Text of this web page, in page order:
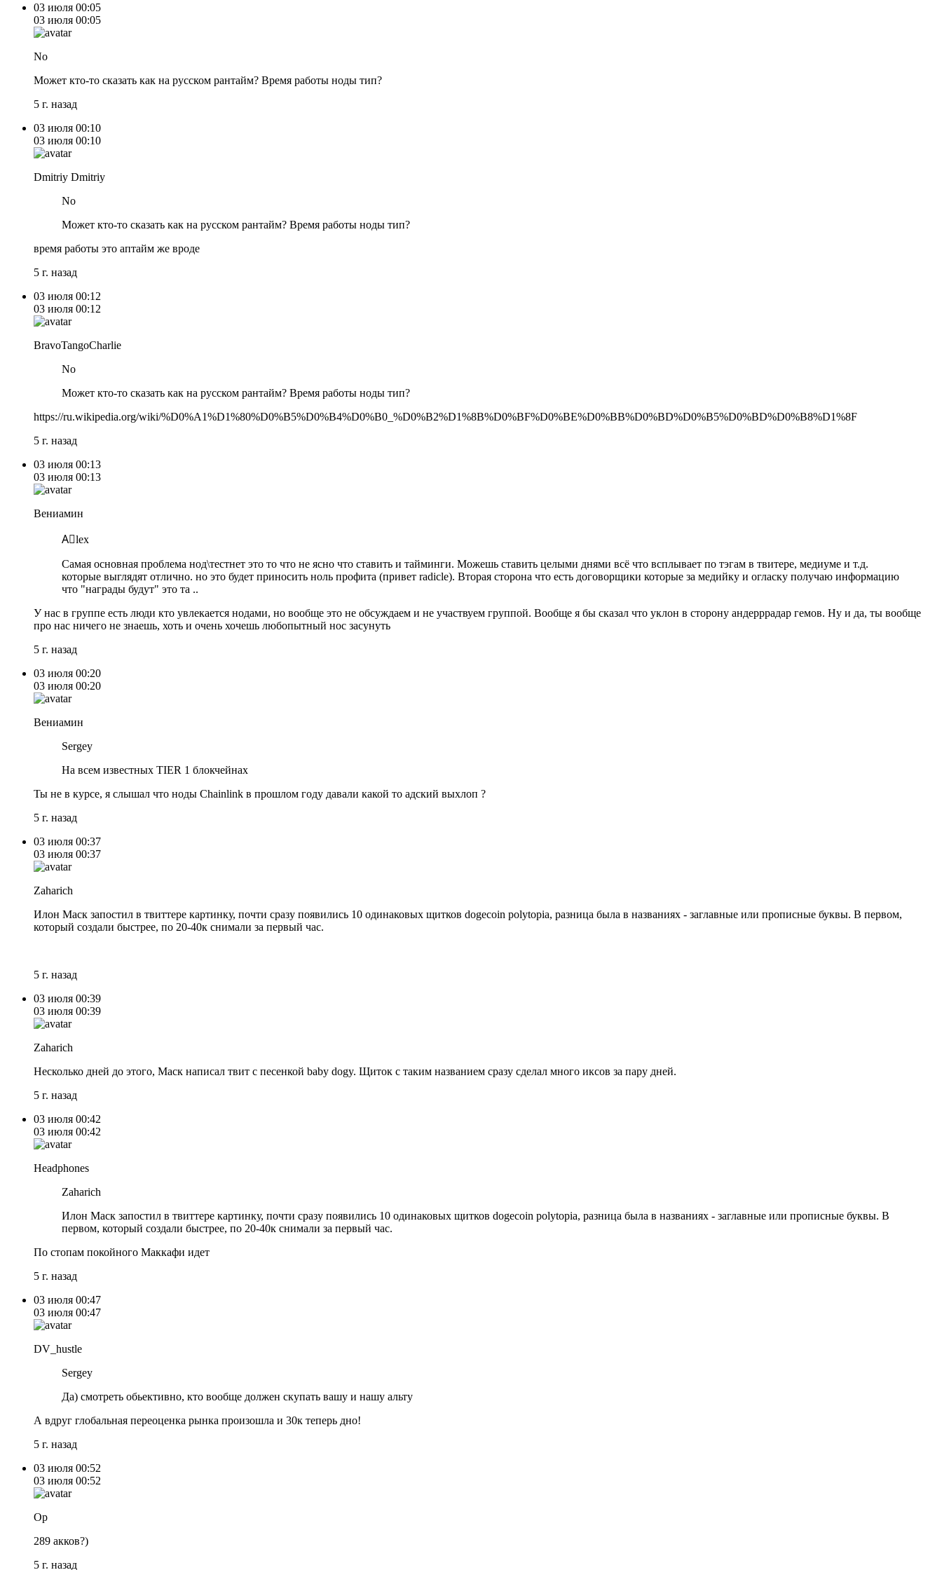
03 июля 00:05
03 июля 00:05
No
Может кто-то сказать как на русском рантайм? Время работы ноды тип?
5 г. назад
03 июля 00:10
03 июля 00:10
Dmitriy Dmitriy
No
Может кто-то сказать как на русском рантайм? Время работы ноды тип?
время работы это аптайм же вроде
5 г. назад
03 июля 00:12
03 июля 00:12
BravoTangoCharlie
No
Может кто-то сказать как на русском рантайм? Время работы ноды тип?
https://ru.wikipedia.org/wiki/%D0%A1%D1%80%D0%B5%D0%B4%D0%B0_%D0%B2%D1%8B%D0%BF%D0%BE%D0%BB%D0%BD%D0%B5%D0%BD%D0%B8%D1%8F
5 г. назад
03 июля 00:13
03 июля 00:13
Вениамин
A⃣lex
Самая основная проблема нод\тестнет это то что не ясно что ставить и тайминги. Можешь ставить целыми днями всё что всплывает по тэгам в твитере, медиуме и т.д.
которые выглядят отлично. но это будет приносить ноль профита (привет radicle). Вторая сторона что есть договорщики которые за медийку и огласку получаю информацию
что "награды будут" это та ..
У нас в группе есть люди кто увлекается нодами, но вообще это не обсуждаем и не участвуем группой. Вообще я бы сказал что уклон в сторону андерррадар гемов. Ну и да, ты вообще
про нас ничего не знаешь, хоть и очень хочешь любопытный нос засунуть
5 г. назад
03 июля 00:20
03 июля 00:20
Вениамин
Sergey
На всем известных TIER 1 блокчейнах
Ты не в курсе, я слышал что ноды Chainlink в прошлом году давали какой то адский выхлоп ?
5 г. назад
03 июля 00:37
03 июля 00:37
Zaharich
Илон Маск запостил в твиттере картинку, почти сразу появились 10 одинаковых щитков dogecoin polytopia, разница была в названиях - заглавные или прописные буквы. В первом,
который создали быстрее, по 20-40к снимали за первый час.
5 г. назад
03 июля 00:39
03 июля 00:39
Zaharich
Несколько дней до этого, Маск написал твит с песенкой baby dogy. Щиток с таким названием сразу сделал много иксов за пару дней.
5 г. назад
03 июля 00:42
03 июля 00:42
Headphones
Zaharich
Илон Маск запостил в твиттере картинку, почти сразу появились 10 одинаковых щитков dogecoin polytopia, разница была в названиях - заглавные или прописные буквы. В
первом, который создали быстрее, по 20-40к снимали за первый час.
По стопам покойного Маккафи идет
5 г. назад
03 июля 00:47
03 июля 00:47
DV_hustle
Sergey
Да) смотреть обьективно, кто вообще должен скупать вашу и нашу альту
А вдруг глобальная переоценка рынка произошла и 30к теперь дно!
5 г. назад
03 июля 00:52
03 июля 00:52
Op
289 акков?)
5 г. назад